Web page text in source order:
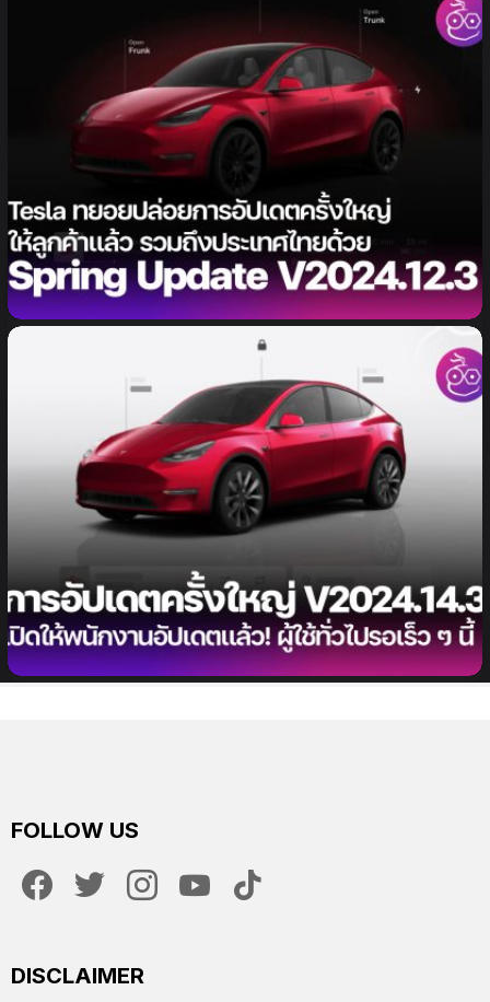
เจ้าของรถยนต์ Tesla เริ่มได้อัปเดตซอฟต์แวร์ Spring
Update กันแล้ว มาพร้อมฟีเจอร์ใหม่ ชมสรุปที่นี่
Tesla เริ่มปล่อยอัปเดตซอฟต์แวร์ครั้งใหญ่ V2024.14.3
ให้กับพนักงาน ผู้ใช้ทั่วไปเตรียมอัปเดตเร็ว ๆ นี้ มาพร้อม
สิ่งใหม่มากมาย ชมทั้งหมดที่นี่
FOLLOW US
DISCLAIMER